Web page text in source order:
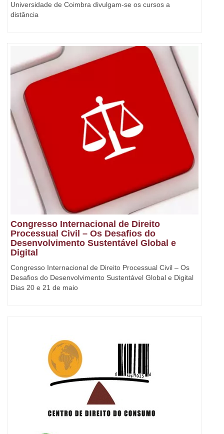
Universidade de Coimbra divulgam-se os cursos a
distância
Congresso Internacional de Direito
Processual Civil – Os Desafios do
Desenvolvimento Sustentável Global e
Digital
Congresso Internacional de Direito Processual Civil – Os
Desafios do Desenvolvimento Sustentável Global e Digital
Dias 20 e 21 de maio